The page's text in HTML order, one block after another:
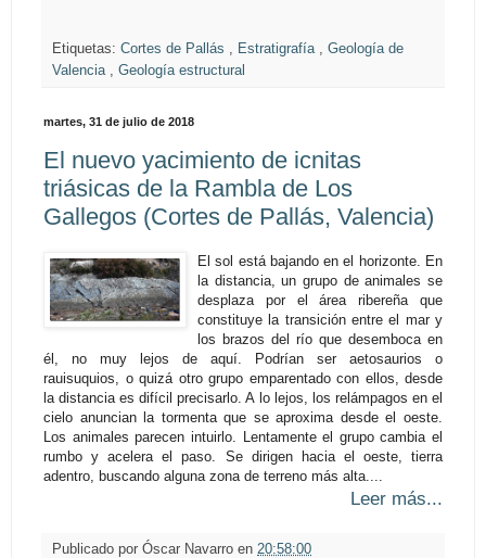
Etiquetas: Cortes de Pallás , Estratigrafía , Geología de
Valencia , Geología estructural
martes, 31 de julio de 2018
El nuevo yacimiento de icnitas
triásicas de la Rambla de Los
Gallegos (Cortes de Pallás, Valencia)
El sol está bajando en el horizonte. En
la distancia, un grupo de animales se
desplaza por el área ribereña que
constituye la transición entre el mar y
los brazos del río que desemboca en
él, no muy lejos de aquí. Podrían ser aetosaurios o
rauisuquios, o quizá otro grupo emparentado con ellos, desde
la distancia es difícil precisarlo. A lo lejos, los relámpagos en el
cielo anuncian la tormenta que se aproxima desde el oeste.
Los animales parecen intuirlo. Lentamente el grupo cambia el
rumbo y acelera el paso. Se dirigen hacia el oeste, tierra
adentro, buscando alguna zona de terreno más alta....
Leer más...
Publicado por Óscar Navarro en 20:58:00